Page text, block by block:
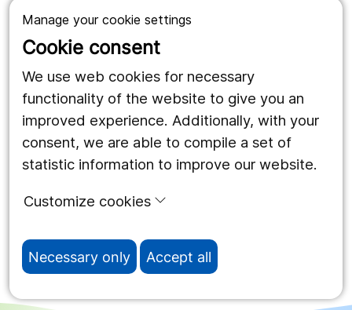
Manage your cookie settings
Cookie consent
We use web cookies for necessary
functionality of the website to give you an
improved experience. Additionally, with your
consent, we are able to compile a set of
statistic information to improve our website.
Customize cookies
Necessary only Accept all
Vårdgivare
Utveckling
Follow us
Facebook